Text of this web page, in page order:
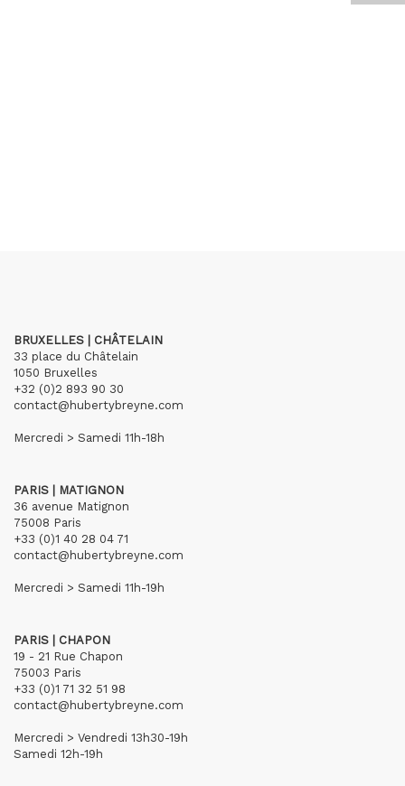
BRUXELLES | CHÂTELAIN
33 place du Châtelain
1050 Bruxelles
+32 (0)2 893 90 30
contact@hubertybreyne.com
Mercredi > Samedi 11h-18h
PARIS | MATIGNON
36 avenue Matignon
75008 Paris
+33 (0)1 40 28 04 71
contact@hubertybreyne.com
Mercredi > Samedi 11h-19h
PARIS | CHAPON
19 - 21 Rue Chapon
75003 Paris
+33 (0)1 71 32 51 98
contact@hubertybreyne.com
Mercredi > Vendredi 13h30-19h
Samedi 12h-19h